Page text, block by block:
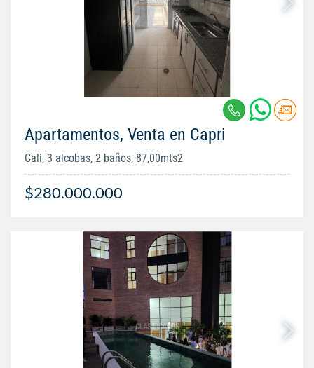
Apartamentos, Venta en Capri
Cali, 3 alcobas, 2 baños, 87,00mts2
$280.000.000